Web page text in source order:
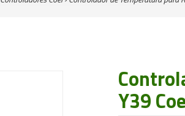
Y39